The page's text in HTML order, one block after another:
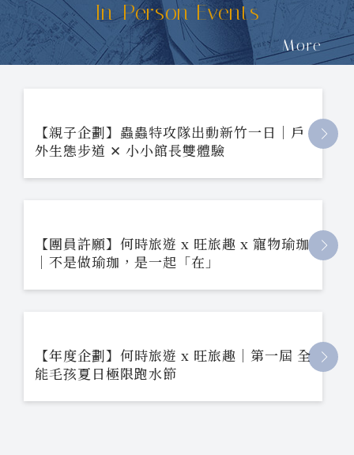
In-Person Events
More
【親子企劃】蟲蟲特攻隊出動新竹一日｜戶
外生態步道 ✕ 小小館長雙體驗
【團員許願】何時旅遊 x 旺旅趣 x 寵物瑜珈
｜不是做瑜珈，是一起「在」
【年度企劃】何時旅遊 x 旺旅趣｜第一屆 全
能毛孩夏日極限跑水節